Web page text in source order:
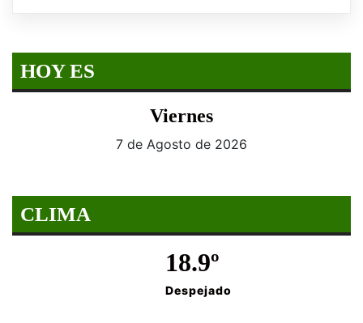
HOY ES
Viernes
7 de Agosto de 2026
CLIMA
18.9º
Despejado